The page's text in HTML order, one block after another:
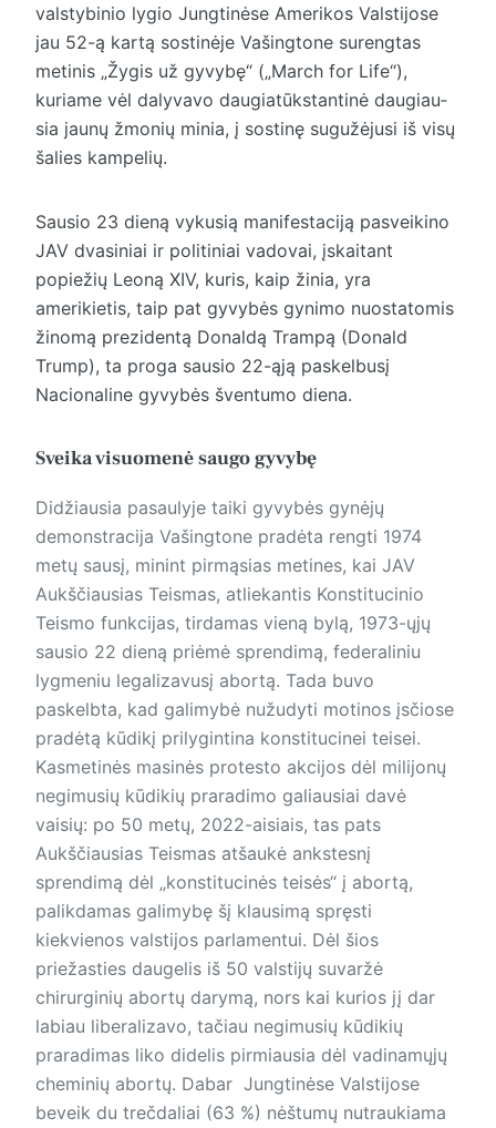
valstybinio lygio Jungtinėse Amerikos Valstijose
jau 52-ą kartą sostinėje Vašingtone surengtas
metinis „Žygis už gyvybę“ („March for Life“),
kuriame vėl dalyvavo daugiatūkstantinė daugiau­
sia jaunų žmonių minia, į sostinę sugužėjusi iš visų
šalies kampelių.
Sausio 23 dieną vykusią manifestaciją pasveikino
JAV dvasiniai ir politiniai vadovai, įskaitant
popiežių Leoną XIV, kuris, kaip žinia, yra
amerikietis, taip pat gyvybės gynimo nuostatomis
žinomą prezidentą Donaldą Trampą (Donald
Trump), ta proga sausio 22-ąją paskelbusį
Nacionaline gyvybės šven­tumo die­na.
Sveika visuomenė saugo gyvybę
Didžiausia pasaulyje taiki gyvybės gynėjų
demonstracija Vašingtone pradėta rengti 1974
metų sausį, minint pirmąsias metines, kai JAV
Aukščiausias Teismas, atliekantis Konstitucinio
Teismo funkcijas, tirdamas vieną bylą, 1973-ųjų
sausio 22 dieną priėmė sprendimą, federaliniu
lygmeniu legalizavusį abortą. Tada buvo
paskelbta, kad galimybė nužudyti motinos įsčiose
pradėtą kūdikį prilygintina konstitucinei teisei.
Kasmetinės masinės protesto akcijos dėl milijonų
negimusių kūdikių praradimo galiausiai davė
vaisių: po 50 metų, 2022-aisiais, tas pats
Aukščiausias Teismas atšaukė ankstesnį
sprendimą dėl „konstitucinės teisės“ į abortą,
palikdamas galimybę šį klausimą spręsti
kiekvienos valstijos parlamentui. Dėl šios
priežasties daugelis iš 50 valstijų suvaržė
chirurginių abortų darymą, nors kai kurios jį dar
labiau liberalizavo, tačiau negimusių kūdikių
praradimas liko didelis pirmiausia dėl vadinamųjų
cheminių abortų. Dabar Jungtinėse Valstijose
beveik du trečdaliai (63 %) nėštumų nutraukiama